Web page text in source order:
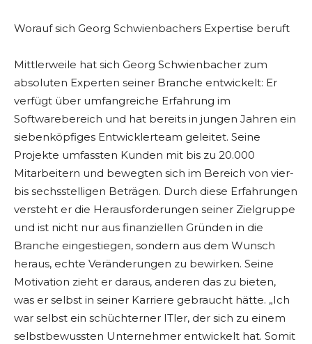
Worauf sich Georg Schwienbachers Expertise beruft
Mittlerweile hat sich Georg Schwienbacher zum
absoluten Experten seiner Branche entwickelt: Er
verfügt über umfangreiche Erfahrung im
Softwarebereich und hat bereits in jungen Jahren ein
siebenköpfiges Entwicklerteam geleitet. Seine
Projekte umfassten Kunden mit bis zu 20.000
Mitarbeitern und bewegten sich im Bereich von vier-
bis sechsstelligen Beträgen. Durch diese Erfahrungen
versteht er die Herausforderungen seiner Zielgruppe
und ist nicht nur aus finanziellen Gründen in die
Branche eingestiegen, sondern aus dem Wunsch
heraus, echte Veränderungen zu bewirken. Seine
Motivation zieht er daraus, anderen das zu bieten,
was er selbst in seiner Karriere gebraucht hätte. „Ich
war selbst ein schüchterner ITler, der sich zu einem
selbstbewussten Unternehmer entwickelt hat. Somit